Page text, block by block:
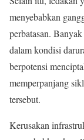
menyebabkan
perbatasan.
dalam kondisi
berpotensi
memperpanjang
tersebut.
Kerusakan